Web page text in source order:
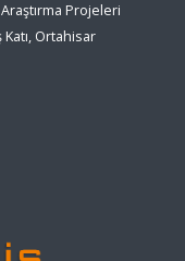
Projeleri
Ortahisar